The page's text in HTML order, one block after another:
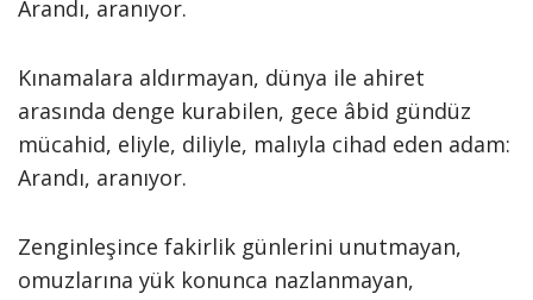
Arandı, aranıyor.
Kınamalara aldırmayan, dünya ile ahiret
arasında denge kurabilen, gece âbid gündüz
mücahid, eliyle, diliyle, malıyla cihad eden adam:
Arandı, aranıyor.
Zenginleşince fakirlik günlerini unutmayan,
omuzlarına yük konunca nazlanmayan,